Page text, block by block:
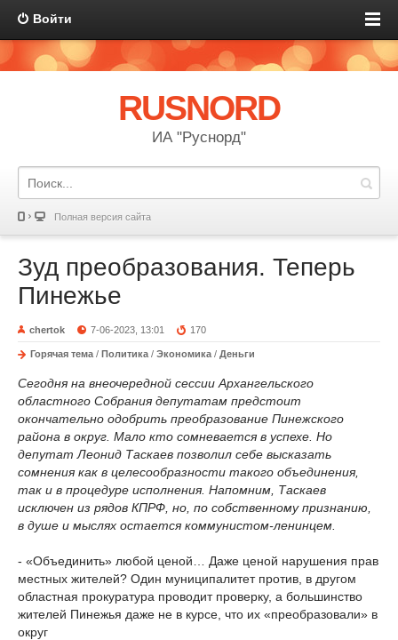
Войти
RUSNORD
ИА "Руснорд"
Полная версия сайта
Зуд преобразования. Теперь
Пинежье
chertok 7-06-2023, 13:01 170
Горячая тема / Политика / Экономика / Деньги
Сегодня на внеочередной сессии Архангельского
областного Собрания депутатам предстоит
окончательно одобрить преобразование Пинежского
района в округ. Мало кто сомневается в успехе. Но
депутат Леонид Таскаев позволил себе высказать
сомнения как в целесообразности такого объединения,
так и в процедуре исполнения. Напомним, Таскаев
исключен из рядов КПРФ, но, по собственному признанию,
в душе и мыслях остается коммунистом-ленинцем.
- «Объединить» любой ценой… Даже ценой нарушения прав
местных жителей? Один муниципалитет против, в другом
областная прокуратура проводит проверку, а большинство
жителей Пинежья даже не в курсе, что их «преобразовали» в
округ